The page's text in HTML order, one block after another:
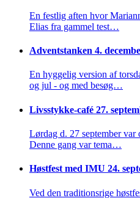
En festlig aften hvor
Elias fra gammel test…
Adventstanken 4.
En hyggelig version af
og jul - og med besøg…
Livsstykke-café 27.
Lørdag d. 27 september
Denne gang var tema…
Høstfest med IMU 24.
Ved den traditionsrige